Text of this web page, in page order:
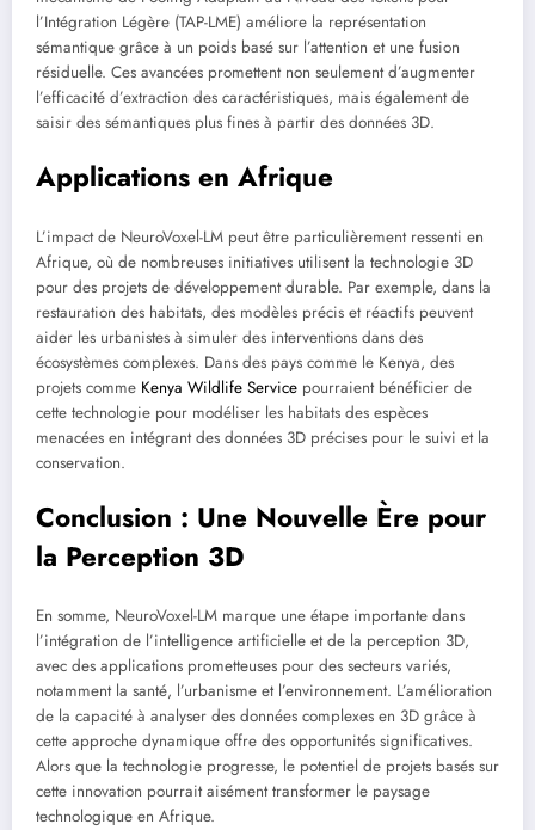
l’Intégration Légère (TAP-LME) améliore la représentation
sémantique grâce à un poids basé sur l’attention et une fusion
résiduelle. Ces avancées promettent non seulement d’augmenter
l’efficacité d’extraction des caractéristiques, mais également de
saisir des sémantiques plus fines à partir des données 3D.
Applications en Afrique
L’impact de NeuroVoxel-LM peut être particulièrement ressenti en
Afrique, où de nombreuses initiatives utilisent la technologie 3D
pour des projets de développement durable. Par exemple, dans la
restauration des habitats, des modèles précis et réactifs peuvent
aider les urbanistes à simuler des interventions dans des
écosystèmes complexes. Dans des pays comme le Kenya, des
projets comme Kenya Wildlife Service pourraient bénéficier de
cette technologie pour modéliser les habitats des espèces
menacées en intégrant des données 3D précises pour le suivi et la
conservation.
Conclusion : Une Nouvelle Ère pour
la Perception 3D
En somme, NeuroVoxel-LM marque une étape importante dans
l’intégration de l’intelligence artificielle et de la perception 3D,
avec des applications prometteuses pour des secteurs variés,
notamment la santé, l’urbanisme et l’environnement. L’amélioration
de la capacité à analyser des données complexes en 3D grâce à
cette approche dynamique offre des opportunités significatives.
Alors que la technologie progresse, le potentiel de projets basés sur
cette innovation pourrait aisément transformer le paysage
technologique en Afrique.